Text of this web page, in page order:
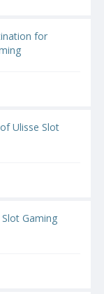
for
Ulisse Slot
Gaming